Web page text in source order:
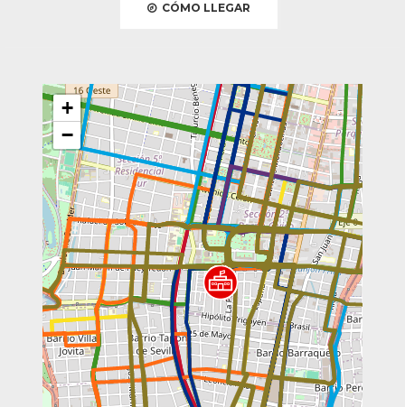
CÓMO LLEGAR
+
−